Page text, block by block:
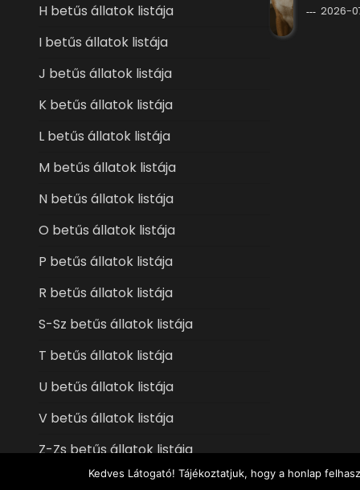
H betűs állatok listája
I betűs állatok listája
J betűs állatok listája
K betűs állatok listája
L betűs állatok listája
M betűs állatok listája
N betűs állatok listája
O betűs állatok listája
P betűs állatok listája
R betűs állatok listája
S-Sz betűs állatok listája
T betűs állatok listája
U betűs állatok listája
V betűs állatok listája
Z-Zs betűs állatok listája
2026-
Kedves Látogató! Tájékoztatjuk, hogy a honlap